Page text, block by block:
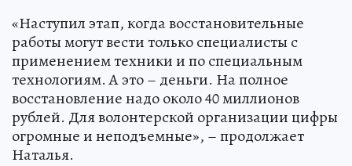
«Наступил этап, когда восстановительные
работы могут вести только специалисты с
применением техники и по специальным
технологиям. А это – деньги. На полное
восстановление надо около 40 миллионов
рублей. Для волонтерской организации цифры
огромные и неподъемные», – продолжает
Наталья.